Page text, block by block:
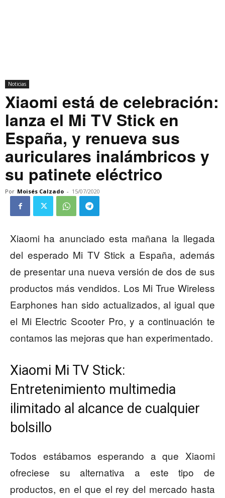
Noticias
Xiaomi está de celebración:
lanza el Mi TV Stick en
España, y renueva sus
auriculares inalámbricos y
su patinete eléctrico
Por Moisés Calzado - 15/07/2020
Xiaomi ha anunciado esta mañana la llegada
del esperado Mi TV Stick a España, además
de presentar una nueva versión de dos de sus
productos más vendidos. Los Mi True Wireless
Earphones han sido actualizados, al igual que
el Mi Electric Scooter Pro, y a continuación te
contamos las mejoras que han experimentado.
Xiaomi Mi TV Stick:
Entretenimiento multimedia
ilimitado al alcance de cualquier
bolsillo
Todos estábamos esperando a que Xiaomi
ofreciese su alternativa a este tipo de
productos, en el que el rey del mercado hasta